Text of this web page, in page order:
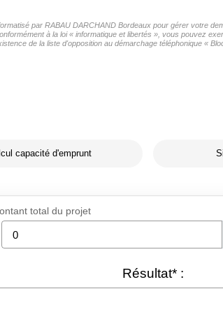
par RABAU DARCHAND Bordeaux pour gérer votre
à la loi « informatique et libertés », vous pouvez
de la liste d'opposition au démarchage téléphonique «
capacité d'emprunt